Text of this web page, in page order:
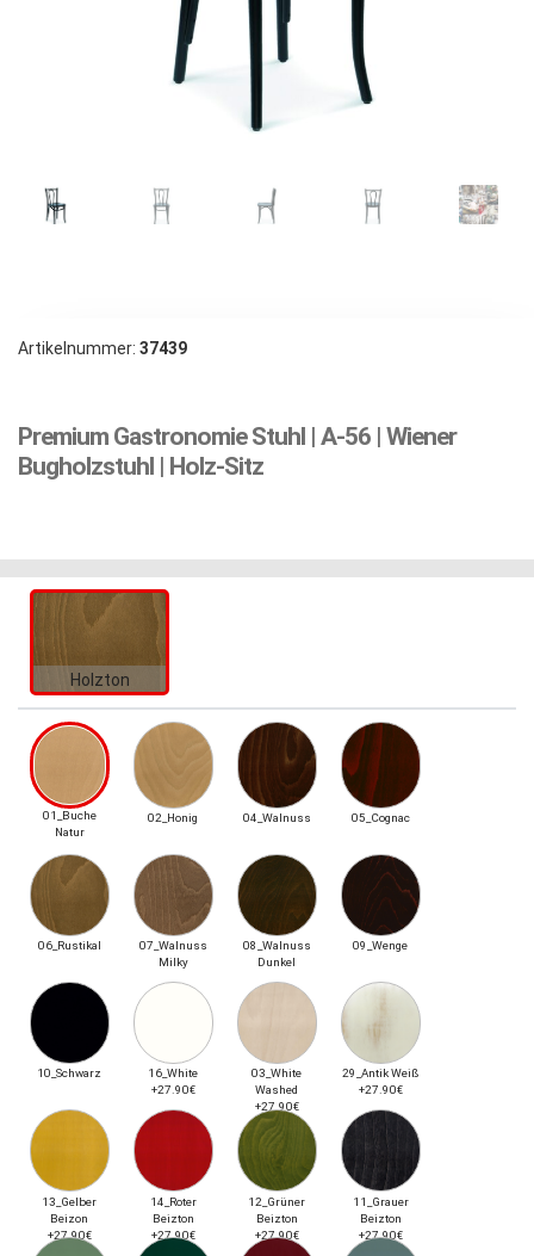
Artikelnummer: 37439
Premium Gastronomie Stuhl | A-56 | Wiener
Bugholzstuhl | Holz-Sitz
Holzton
01_Buche
Natur
02_Honig 04_Walnuss 05_Cognac
06_Rustikal
07_Walnuss
Milky
08_Walnuss
Dunkel
09_Wenge
10_Schwarz
16_White
+27.90€
03_White
Washed
+27.90€
29_Antik Weiß
+27.90€
13_Gelber
Beizon
+27.90€
14_Roter
Beizton
+27.90€
12_Grüner
Beizton
+27.90€
11_Grauer
Beizton
+27.90€